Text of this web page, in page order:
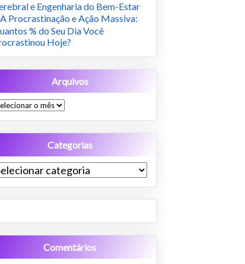
e Engenharia do Bem-Estar
A Procrastinação e Ação Massiva:
% do Seu Dia Você
Hoje?
Arquivos
Categorias
Comentários